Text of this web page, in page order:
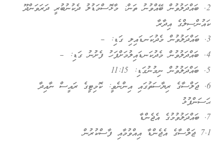
2. ބައްދަލުވުން ބޭއްވުނު ތަން: މާޅޮސްމަޑުލު ދެކުނުބުރީ ދަރަވަންދޫ
ކައުންސިލްގެ އިދާރާ
3. ބައްދަލުވުން މެދުކަނޑައިލި ގަޑި: –
4. ބައްދަލުވުން މެދުކަނޑައިލުމަށްފަހު ފެށުނު ގަޑި: –
5. ބައްދަލުވުން ނިމުނުގަޑި: 11:15
6. ޖަލްސާގެ ރިޔާސަތުގައި އިންނެވީ: ކޮމިޓީގެ ރައީސް ނާއިދާ
ޙަސަންފުޅު
7. ބައްދަލުވުމުގެ އެޖެންޑާ
7.1 ޖަލްސާގެ އެޖެންޑާ އިއްވުމާއި ފާސްކުރުން